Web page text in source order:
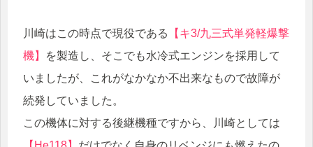
川崎はこの時点で現役である
【キ3/九三式単発軽爆撃
機】
を製造し、そこでも水冷式エンジンを採用して
いましたが、これがなかなか不出来なもので故障が
続発していました。
この機体に対する後継機種ですから、川崎としては